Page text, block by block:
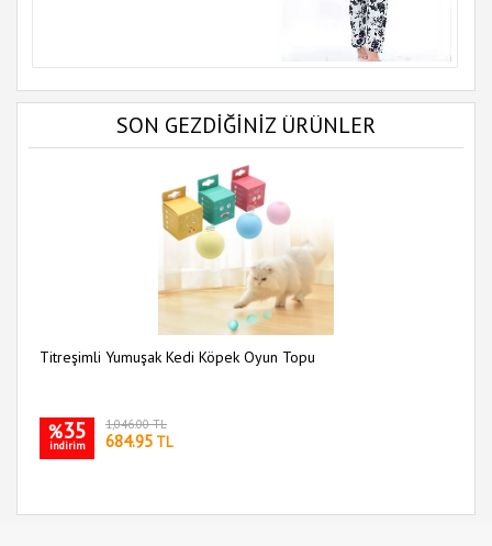
SON GEZDİĞİNİZ ÜRÜNLER
Titreşimli Yumuşak Kedi Köpek Oyun Topu
%35
indirim
1,046.00 TL
684.95 TL